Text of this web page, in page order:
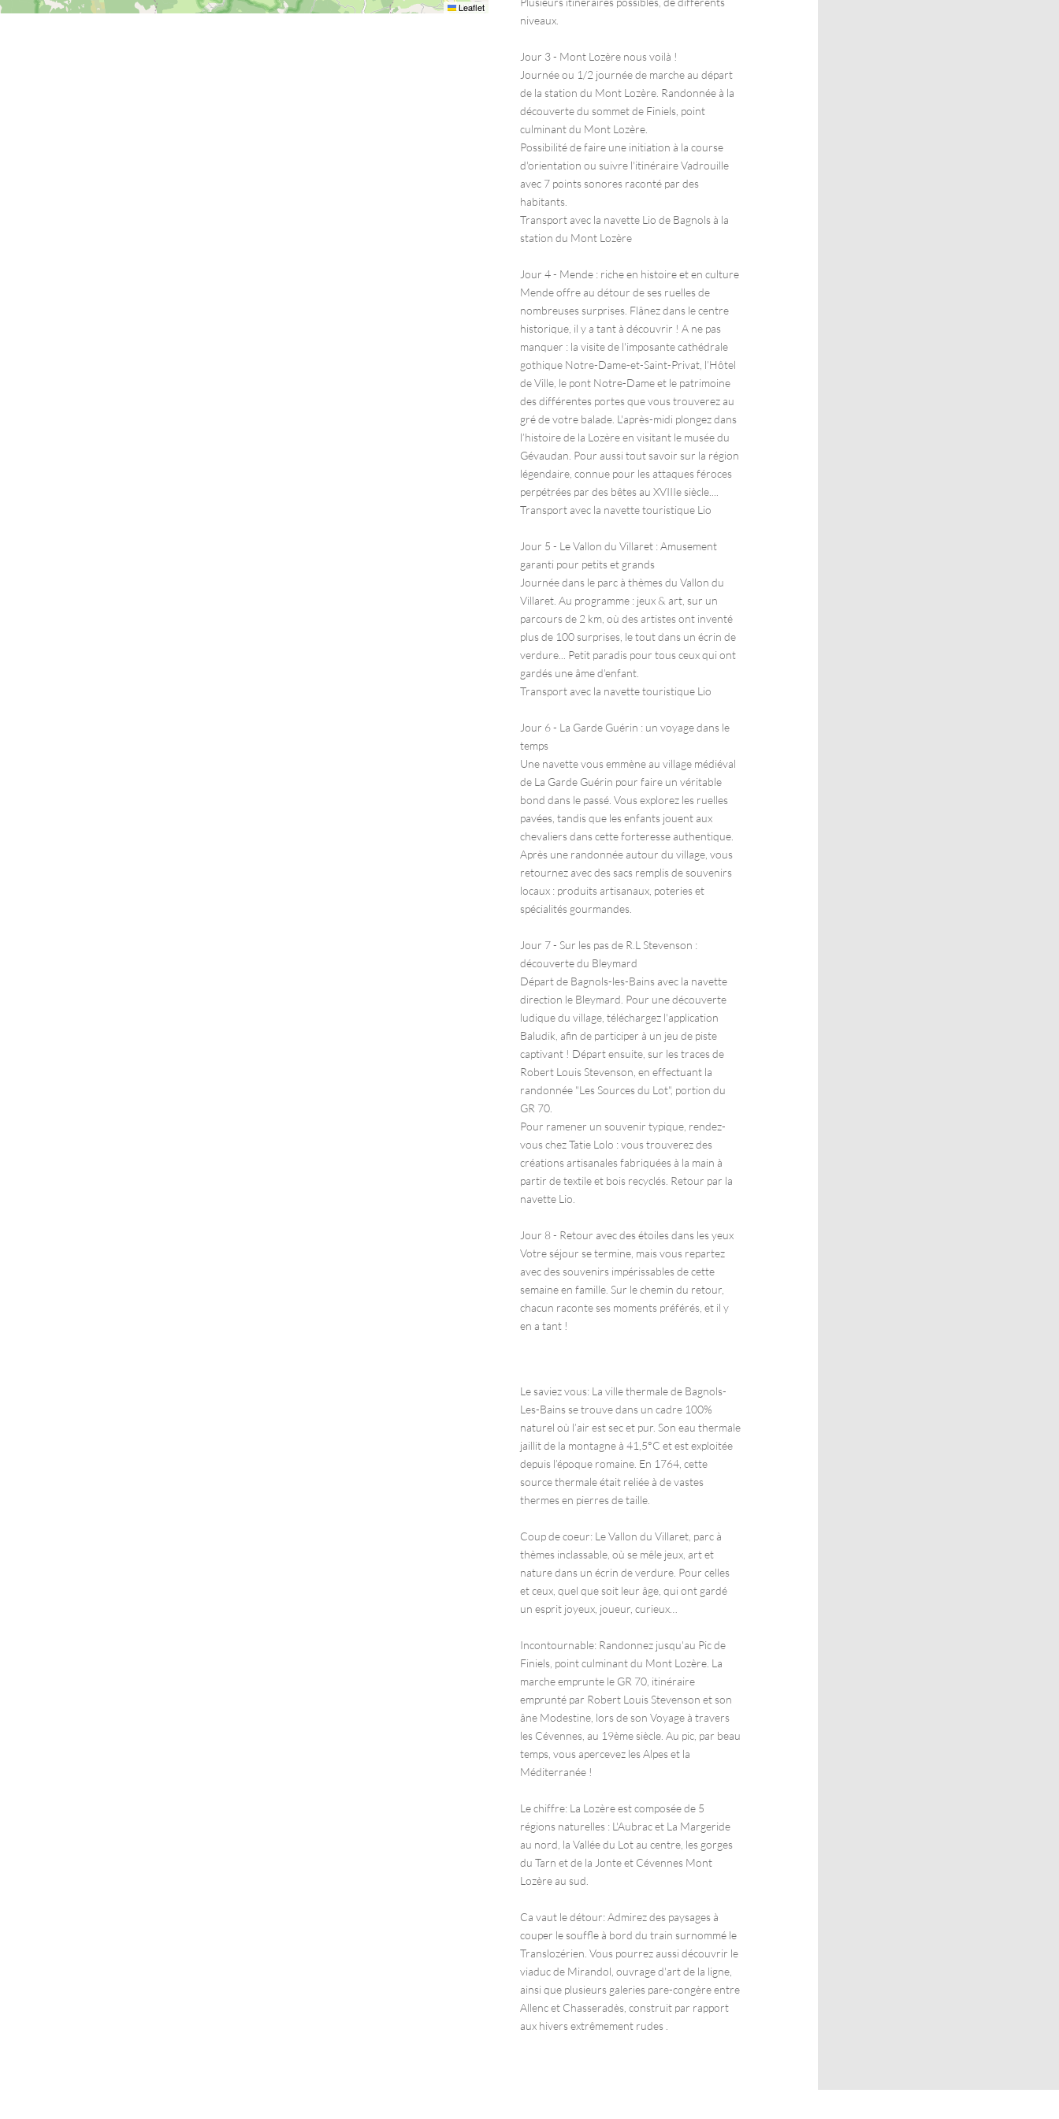
Leaflet
niveaux.
Jour 3 - Mont Lozère nous voilà !
Journée ou 1/2 journée de marche au départ
de la station du Mont Lozère. Randonnée à la
découverte du sommet de Finiels, point
culminant du Mont Lozère.
Possibilité de faire une initiation à la course
d'orientation ou suivre l'itinéraire Vadrouille
avec 7 points sonores raconté par des
habitants.
Transport avec la navette Lio de Bagnols à la
station du Mont Lozère
Jour 4 - Mende : riche en histoire et en culture
Mende offre au détour de ses ruelles de
nombreuses surprises. Flânez dans le centre
historique, il y a tant à découvrir ! A ne pas
manquer : la visite de l'imposante cathédrale
gothique Notre-Dame-et-Saint-Privat, l’Hôtel
de Ville, le pont Notre-Dame et le patrimoine
des différentes portes que vous trouverez au
gré de votre balade. L'après-midi plongez dans
l’histoire de la Lozère en visitant le musée du
Gévaudan. Pour aussi tout savoir sur la région
légendaire, connue pour les attaques féroces
perpétrées par des bêtes au XVIIIe siècle....
Transport avec la navette touristique Lio
Jour 5 - Le Vallon du Villaret : Amusement
garanti pour petits et grands
Journée dans le parc à thèmes du Vallon du
Villaret. Au programme : jeux & art, sur un
parcours de 2 km, où des artistes ont inventé
plus de 100 surprises, le tout dans un écrin de
verdure... Petit paradis pour tous ceux qui ont
gardés une âme d'enfant.
Transport avec la navette touristique Lio
Jour 6 - La Garde Guérin : un voyage dans le
temps
Une navette vous emmène au village médiéval
de La Garde Guérin pour faire un véritable
bond dans le passé. Vous explorez les ruelles
pavées, tandis que les enfants jouent aux
chevaliers dans cette forteresse authentique.
Après une randonnée autour du village, vous
retournez avec des sacs remplis de souvenirs
locaux : produits artisanaux, poteries et
spécialités gourmandes.
Jour 7 - Sur les pas de R.L Stevenson :
découverte du Bleymard
Départ de Bagnols-les-Bains avec la navette
direction le Bleymard. Pour une découverte
ludique du village, téléchargez l'application
Baludik, afin de participer à un jeu de piste
captivant ! Départ ensuite, sur les traces de
Robert Louis Stevenson, en effectuant la
randonnée "Les Sources du Lot", portion du
GR 70.
Pour ramener un souvenir typique, rendez-
vous chez Tatie Lolo : vous trouverez des
créations artisanales fabriquées à la main à
partir de textile et bois recyclés. Retour par la
navette Lio.
Jour 8 - Retour avec des étoiles dans les yeux
Votre séjour se termine, mais vous repartez
avec des souvenirs impérissables de cette
semaine en famille. Sur le chemin du retour,
chacun raconte ses moments préférés, et il y
en a tant !
Le saviez vous: La ville thermale de Bagnols-
Les-Bains se trouve dans un cadre 100%
naturel où l’air est sec et pur. Son eau thermale
jaillit de la montagne à 41,5°C et est exploitée
depuis l’époque romaine. En 1764, cette
source thermale était reliée à de vastes
thermes en pierres de taille.
Coup de coeur: Le Vallon du Villaret, parc à
thèmes inclassable, où se mêle jeux, art et
nature dans un écrin de verdure. Pour celles
et ceux, quel que soit leur âge, qui ont gardé
un esprit joyeux, joueur, curieux…
Incontournable: Randonnez jusqu'au Pic de
Finiels, point culminant du Mont Lozère. La
marche emprunte le GR 70, itinéraire
emprunté par Robert Louis Stevenson et son
âne Modestine, lors de son Voyage à travers
les Cévennes, au 19ème siècle. Au pic, par beau
temps, vous apercevez les Alpes et la
Méditerranée !
Le chiffre: La Lozère est composée de 5
régions naturelles : L'Aubrac et La Margeride
au nord, la Vallée du Lot au centre, les gorges
du Tarn et de la Jonte et Cévennes Mont
Lozère au sud.
Ca vaut le détour: Admirez des paysages à
couper le souffle à bord du train surnommé le
Translozérien. Vous pourrez aussi découvrir le
viaduc de Mirandol, ouvrage d'art de la ligne,
ainsi que plusieurs galeries pare-congère entre
Allenc et Chasseradès, construit par rapport
aux hivers extrêmement rudes .